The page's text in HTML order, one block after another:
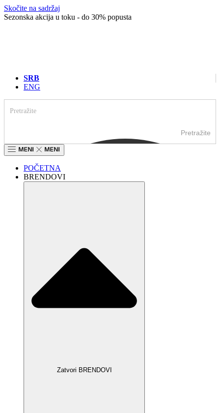
Skočite na sadržaj
Sezonska akcija u toku - do 30% popusta
SRB
ENG
Pretražite
POČETNA
BRENDOVI
Zatvori BRENDOVI